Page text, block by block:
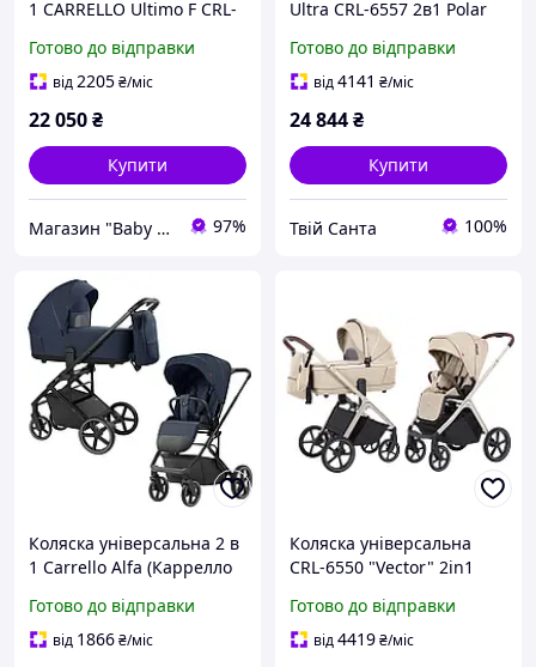
1 CARRELLO Ultimo F CRL-
складаною люлькою
Готово до відправки
від2205₴/міс
22 050₴
Купити
Магазин "Baby Comfort" 97%
Ultra CRL-6557 2в1 Polar
Готово до відправки
від4141 ₴/міс
24 844₴
Купити
Твій Санта 100%
Коляска універсальна 2 в
1 Carrello Alfa (Каррелло
Blue (синій колір)
Готово до відправки
від 1866₴/міс
Коляска універсальна
CRL-6550 "Vector" 2in1
Готово до відправки
від4419₴/міс